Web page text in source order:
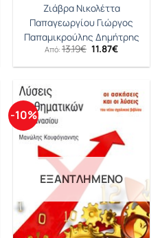
Ζιάβρα Νικολέττα
Παπαγεωργίου Γιώργος
Παπαμικρούλης Δημήτρης
Από: 13.19€ Original
price
was:
11.87€Η
τιμή
-10%
ΕΞΑΝΤΛΗΜΈΝΟ